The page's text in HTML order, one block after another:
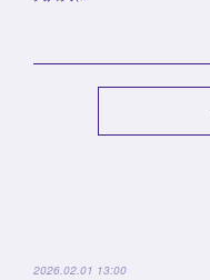
2026.02.01 13:00